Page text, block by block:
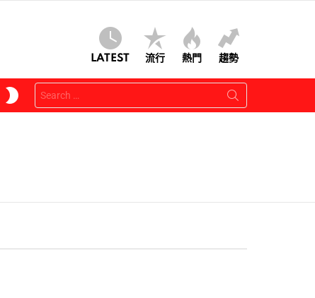
LATEST 流行 熱門 趨勢
SKIN
Search
for: